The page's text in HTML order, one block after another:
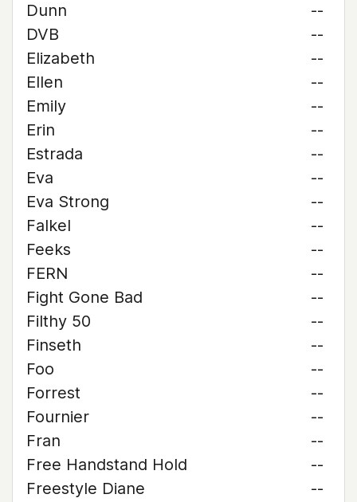
Dunn
--
DVB
--
Elizabeth
--
Ellen
--
Emily
--
Erin
--
Estrada
--
Eva
--
Eva Strong
--
Falkel
--
Feeks
--
FERN
--
Fight Gone Bad
--
Filthy 50
--
Finseth
--
Foo
--
Forrest
--
Fournier
--
Fran
--
Free Handstand Hold
--
Freestyle Diane
--